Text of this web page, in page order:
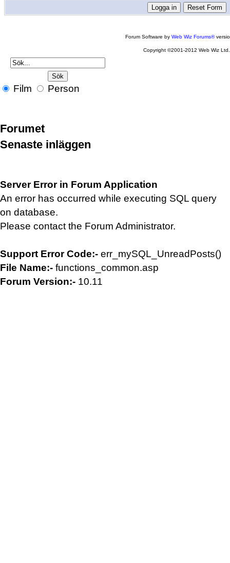
Forum Software byWeb Wiz Forums®
Copyright ©2001-2012 Web Wiz Ltd.
Film Person
Forumet
Senaste inläggen
Server Error in Forum Application
An error has occurred while executing SQL query
on database.
Please contact the Forum Administrator.
Support Error Code:- err_mySQL_UnreadPosts()
File Name:- functions_common.asp
Forum Version:- 10.11